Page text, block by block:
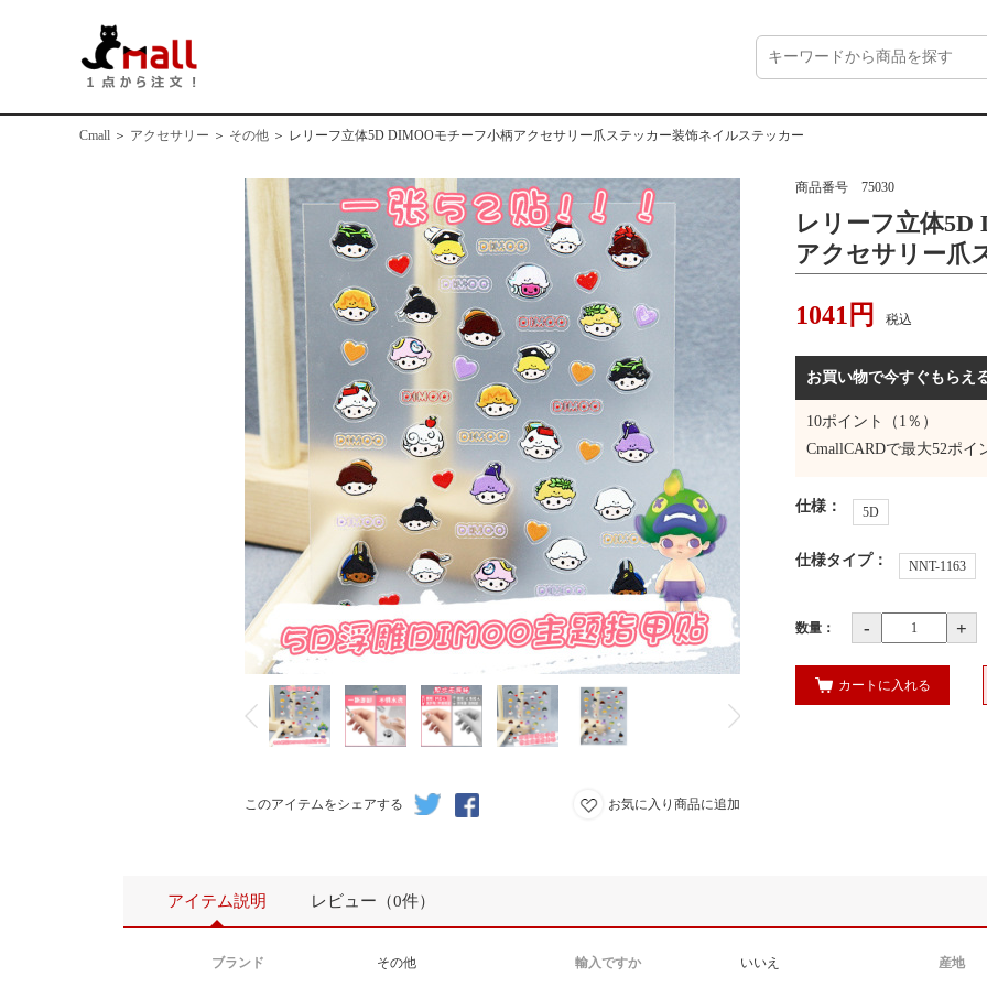
Cmall ＞ アクセサリー ＞ その他 ＞ レリーフ立体5D DIMOOモチーフ小柄アクセサリー爪ステッカー装饰ネイルステッカー
このアイテムをシェアする お気に入り商品に追加
商品番号 75030
レリーフ立体
アクセサリー爪
1041 円 税込
お買い物で今すぐもらえ
10ポイント（1％）
CmallCARDで最大52ポイ
仕様 ： 5D
仕様タイプ： NNT-1163
数量： - +
カートに入れる
アイテム説明 レビュー（0件）
ブランド その他 輸入ですか いいえ 産地